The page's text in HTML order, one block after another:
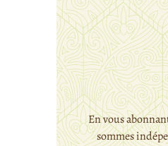
En vous
sommes